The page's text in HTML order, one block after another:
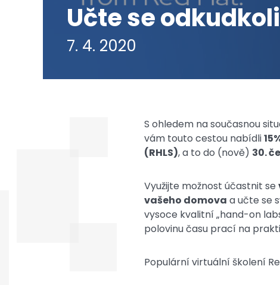
Učte se
7. 4. 2020
S ohledem na současnou
vám touto cestou nabídli
(RHLS), a to do (nově) 30.
Využijte možnost účastnit se
vašeho domova a učte se
vysoce kvalitní „hand-on
polovinu času prací na
Populární virtuální školení